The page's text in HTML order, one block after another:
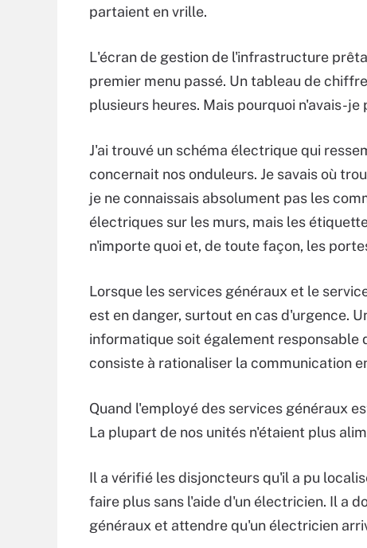
partaient en vrille.
L'écran de gestion de l'infrastructure
premier menu passé. Un tableau de
plusieurs heures. Mais pourquoi n'avais-
J'ai trouvé un schéma électrique qui
concernait nos onduleurs. Je savais où
je ne connaissais absolument pas les
électriques sur les murs, mais les
n'importe quoi et, de toute façon, les
Lorsque les services généraux et le
est en danger, surtout en cas d'urgence.
informatique soit également responsable
consiste à rationaliser la communication
Quand l'employé des services généraux
La plupart de nos unités n'étaient plus
Il a vérifié les disjoncteurs qu'il a pu
faire plus sans l'aide d'un électricien. Il a
généraux et attendre qu'un électricien